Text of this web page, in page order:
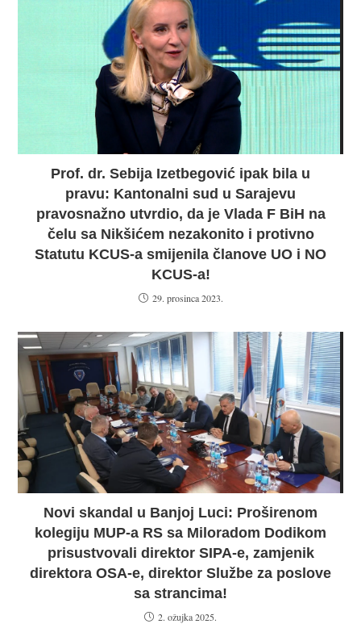
Prof. dr. Sebija Izetbegović ipak bila u
pravu: Kantonalni sud u Sarajevu
pravosnažno utvrdio, da je Vlada F BiH na
čelu sa Nikšićem nezakonito i protivno
Statutu KCUS-a smijenila članove UO i NO
KCUS-a!
29. prosinca 2023.
Novi skandal u Banjoj Luci: Proširenom
kolegiju MUP-a RS sa Miloradom Dodikom
prisustvovali direktor SIPA-e, zamjenik
direktora OSA-e, direktor Službe za poslove
sa strancima!
2. ožujka 2025.